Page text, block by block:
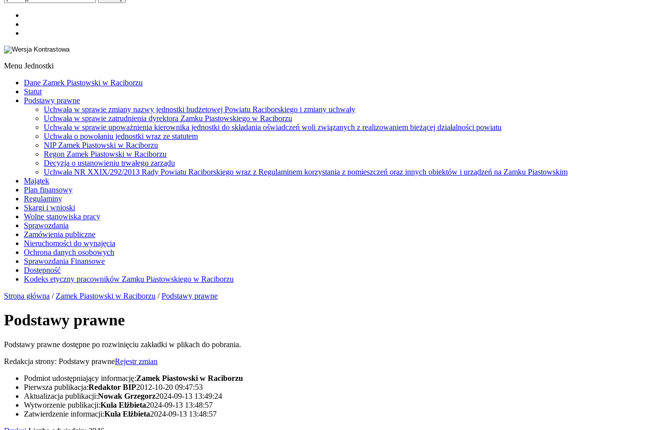
Menu Jednostki
Dane Zamek Piastowski w Raciborzu
Statut
Podstawy prawne
Uchwała w sprawie zmiany nazwy jednostki budżetowej Powiatu Raciborskiego i zmiany uchwały
Uchwała w sprawie zatrudnienia dyrektora Zamku Piastowskiego w Raciborzu
Uchwała w sprawie upoważnienia kierownika jednostki do składania oświadczeń woli związanych z realizowaniem bieżącej działalności powiatu
Uchwała o powołaniu jednostki wraz ze statutem
NIP Zamek Piastowski w Raciborzu
Regon Zamek Piastowski w Raciborzu
Decyzja o ustanowieniu trwałego zarządu
Uchwała NR XXIX/292/2013 Rady Powiatu Raciborskiego wraz z Regulaminem korzystania z pomieszczeń oraz innych obiektów i urządzeń na Zamku Piastowskim
Majątek
Plan finansowy
Regulaminy
Skargi i wnioski
Wolne stanowiska pracy
Sprawozdania
Zamówienia publiczne
Nieruchomości do wynajęcia
Ochrona danych osobowych
Sprawozdania Finansowe
Dostępność
Kodeks etyczny pracowników Zamku Piastowskiego w Raciborzu
Strona główna / Zamek Piastowski w Raciborzu /Podstawy prawne
Podstawy prawne
Podstawy prawne dostępne po rozwinięciu zakładki w plikach do pobrania.
Redakcja strony: Podstawy prawneRejestr zmian
Podmiot udostępniający informację:Zamek Piastowski w Raciborzu
Pierwsza publikacja:Redaktor BIP2012-10-20 09:47:53
Aktualizacja publikacji:Nowak Grzegorz2024-09-13 13:49:24
Wytworzenie publikacji:Kula Elżbieta2024-09-13 13:48:57
Zatwierdzenie informacji:Kula Elżbieta2024-09-13 13:48:57